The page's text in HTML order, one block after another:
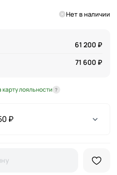
Нет в наличии
61 200 ₽
71 600 ₽
карту лояльности ?
₽